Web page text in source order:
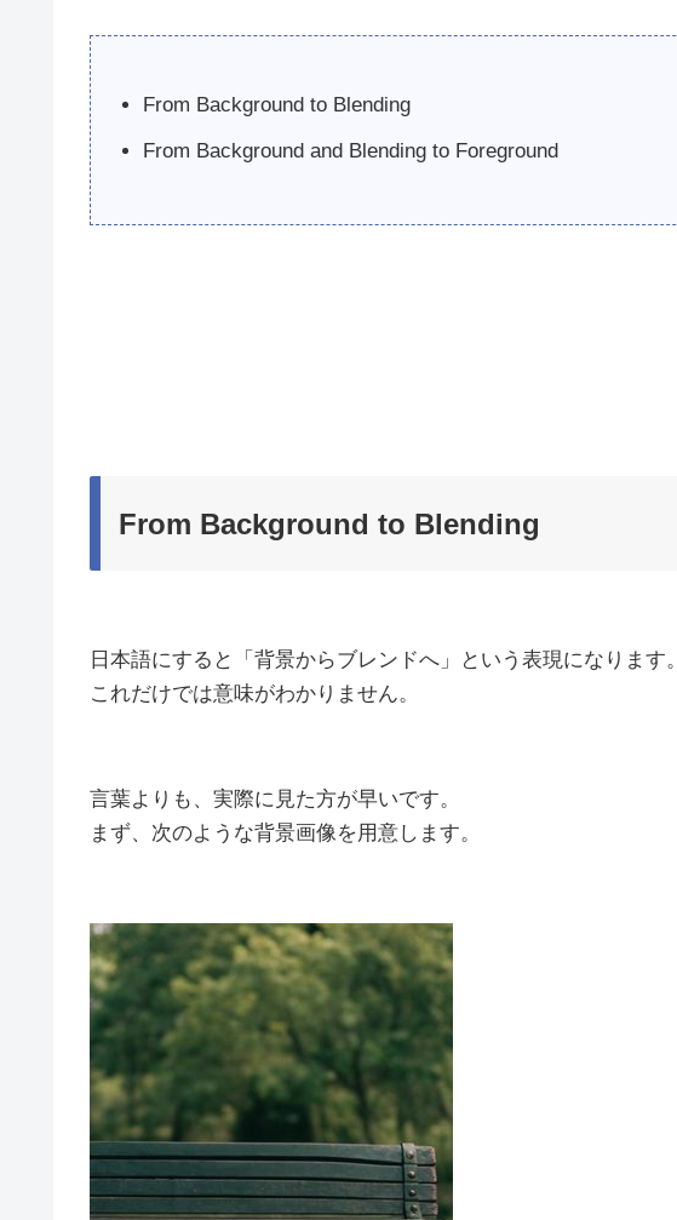
From Background to Blending
From Background and Blending to Foreground
From Background to Blending
日本語にすると「背景からブレンドへ」という表現になります。
これだけでは意味がわかりません。
言葉よりも、実際に見た方が早いです。
まず、次のような背景画像を用意します。